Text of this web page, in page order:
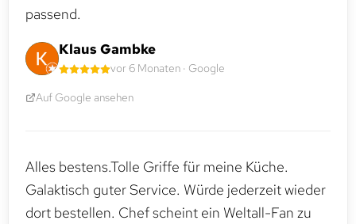
passend.
Klaus Gambke
vor 6 Monaten · Google
Auf Google ansehen
Alles bestens.Tolle Griffe für meine Küche.
Galaktisch guter Service. Würde jederzeit wieder
dort bestellen. Chef scheint ein Weltall-Fan zu